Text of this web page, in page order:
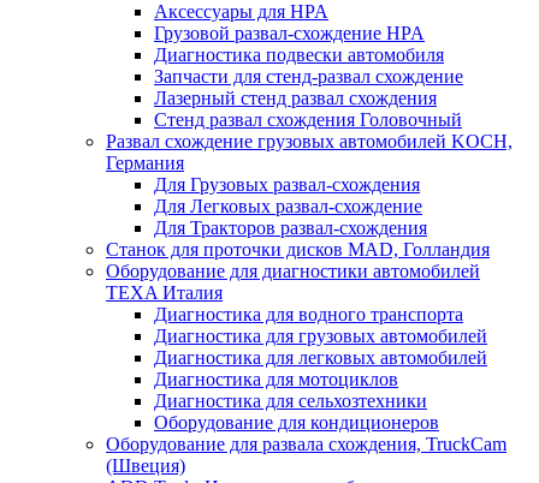
Аксессуары для HPA
Грузовой развал-схождение HPA
Диагностика подвески автомобиля
Запчасти для стенд-развал схождение
Лазерный стенд развал схождения
Стенд развал схождения Головочный
Развал схождение грузовых автомобилей KOCH,
Германия
Для Грузовых развал-схождения
Для Легковых развал-схождение
Для Тракторов развал-схождения
Станок для проточки дисков MAD, Голландия
Оборудование для диагностики автомобилей
TEXA Италия
Диагностика для водного транспорта
Диагностика для грузовых автомобилей
Диагностика для легковых автомобилей
Диагностика для мотоциклов
Диагностика для сельхозтехники
Оборудование для кондиционеров
Оборудование для развала схождения, TruckCam
(Швеция)